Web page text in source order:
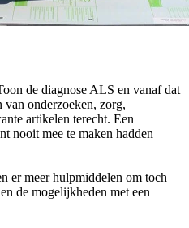
de diagnose ALS en vanaf dat
onderzoeken, zorg,
artikelen terecht. Een
nooit mee te maken hadden
er meer hulpmiddelen om toch
de mogelijkheden met een